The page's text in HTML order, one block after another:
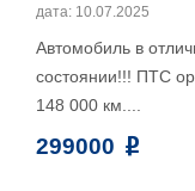
дата: 10.07.2025
Автомобиль в
состоянии!!! ПТС
148 000 км....
299000